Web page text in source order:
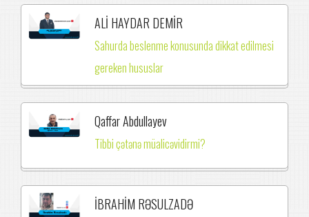
ALİ HAYDAR DEMİR
Sahurda beslenme konusunda dikkat edilmesi
gereken hususlar
Qaffar Abdullayev
Tibbi çətənə müalicəvidirmi?
İBRAHİM RƏSULZADƏ